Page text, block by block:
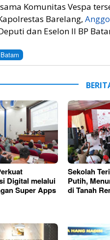
Komunitas Vespa
Barelang,
dan Eselon II BP
Digital melalui
Super Apps
Sekolah
Putih,
di Tanah